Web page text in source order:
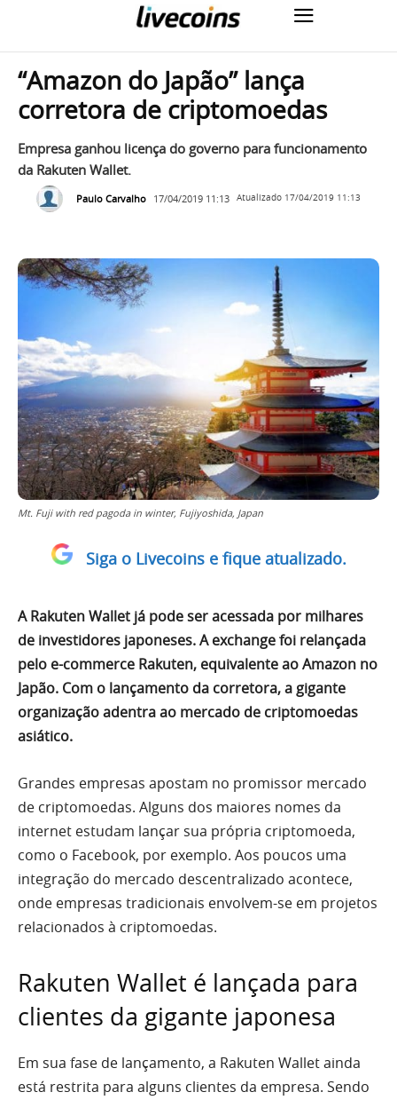
“Amazon do Japão” lança
corretora de criptomoedas
Empresa ganhou licença do governo para funcionamento
da Rakuten Wallet.
Paulo Carvalho 17/04/2019 11:13 Atualizado 17/04/2019 11:13
Mt. Fuji with red pagoda in winter, Fujiyoshida, Japan
Siga o Livecoins e fique atualizado.
A Rakuten Wallet já pode ser acessada por milhares
de investidores japoneses. A exchange foi relançada
pelo e-commerce Rakuten, equivalente ao Amazon no
Japão. Com o lançamento da corretora, a gigante
organização adentra ao mercado de criptomoedas
asiático.
Grandes empresas apostam no promissor mercado
de criptomoedas. Alguns dos maiores nomes da
internet estudam lançar sua própria criptomoeda,
como o Facebook, por exemplo. Aos poucos uma
integração do mercado descentralizado acontece,
onde empresas tradicionais envolvem-se em projetos
relacionados à criptomoedas.
Rakuten Wallet é lançada para
clientes da gigante japonesa
Em sua fase de lançamento, a Rakuten Wallet ainda
está restrita para alguns clientes da empresa. Sendo